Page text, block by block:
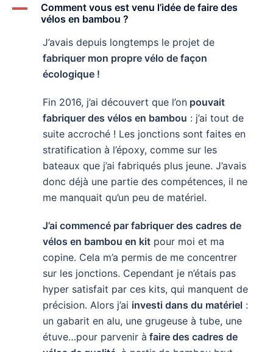
A
Comment vous est venu l’idée de faire des
vélos en bambou ?
J’avais depuis longtemps le projet de
fabriquer mon propre vélo de façon
écologique !
Fin 2016, j’ai découvert que l’on pouvait
fabriquer des vélos en bambou : j’ai tout de
suite accroché ! Les jonctions sont faites en
stratification à l’époxy, comme sur les
bateaux que j’ai fabriqués plus jeune. J’avais
donc déjà une partie des compétences, il ne
me manquait qu’un peu de matériel.
J’ai commencé par fabriquer des cadres de
vélos en bambou en kit pour moi et ma
copine. Cela m’a permis de me concentrer
sur les jonctions. Cependant je n’étais pas
hyper satisfait par ces kits, qui manquent de
précision. Alors j’ai investi dans du matériel :
un gabarit en alu, une grugeuse à tube, une
étuve…pour parvenir à faire des cadres de